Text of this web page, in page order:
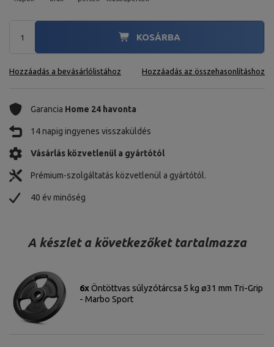
KOSÁRBA
Hozzáadás a bevásárlólistához Hozzáadás az összehasonlításhoz
Garancia Home 24 havonta
14 napig ingyenes visszaküldés
Vásárlás közvetlenül a gyártótól
Prémium-szolgáltatás közvetlenül a gyártótól.
40 év minőség
A készlet a következőket tartalmazza
6xÖntöttvas súlyzótárcsa 5 kg ø31 mm Tri-Grip
- Marbo Sport